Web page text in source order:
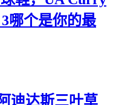
哪个是你的最
迪达斯三叶草